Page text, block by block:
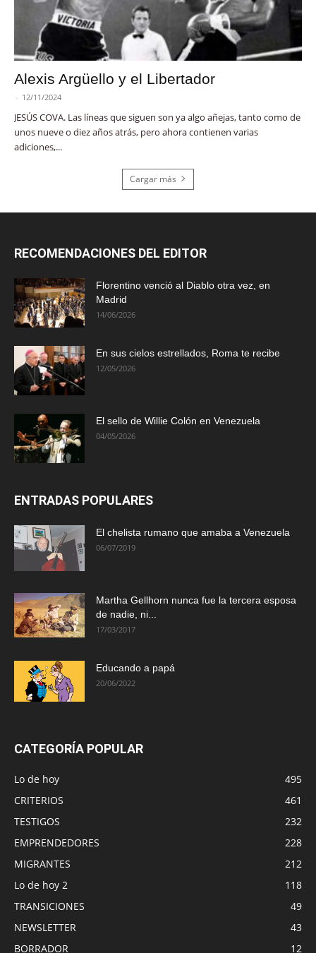
Alexis Argüello y el Libertador
- 12/11/2024
JESÚS COVA. Las líneas que siguen son ya algo añejas, tanto como de
unos nueve o diez años atrás, pero ahora contienen varias
adiciones,...
Cargar más
RECOMENDACIONES DEL EDITOR
Florentino venció al Diablo otra vez, en
Madrid
14/06/2026
En sus cielos estrellados, Roma te recibe
12/05/2026
El sello de Willie Colón en Venezuela
04/05/2026
ENTRADAS POPULARES
El chelista rumano que amaba a Venezuela
06/07/2019
Martha Gellhorn nunca fue la tercera esposa
de nadie, ni...
17/03/2017
Educando a papá
20/06/2022
CATEGORÍA POPULAR
Lo de hoy
495
CRITERIOS
461
TESTIGOS
232
EMPRENDEDORES
228
MIGRANTES
212
Lo de hoy 2
118
TRANSICIONES
49
NEWSLETTER
43
BORRADOR
12